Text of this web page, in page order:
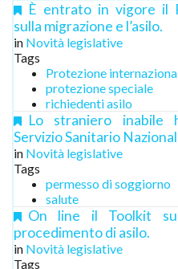
È entrato in vigore il
sulla migrazione e l’asilo.
in Novità legislative
Tags
Protezione
protezione speciale
richiedenti asilo
Lo straniero inabile
Servizio Sanitario
in Novità legislative
Tags
permesso di soggiorno
salute
On line il Toolkit
procedimento di asilo.
in Novità legislative
Tags